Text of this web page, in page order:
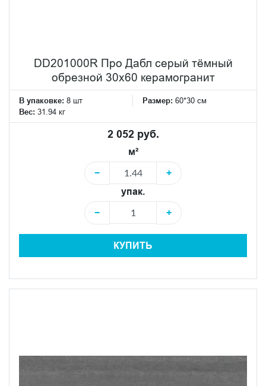
DD201000R Про Дабл серый тёмный
обрезной 30x60 керамогранит
В упаковке: 8 шт Размер: 60*30 см
Вес: 31.94 кг
2 052 руб.
м²
−
+
упак.
−
+
КУПИТЬ